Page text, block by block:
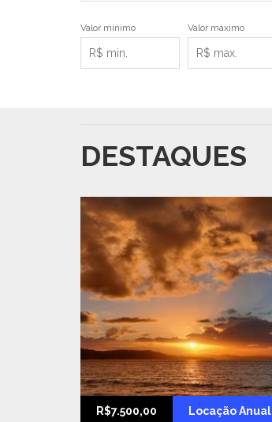
Valor mínimo Valor máximo
DESTAQUES
R$7.500,00 Locação Anual